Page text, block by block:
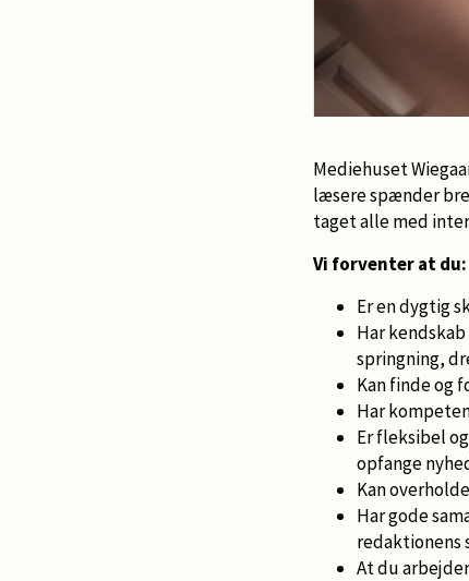
Mediehuset
læsere spænder
taget alle med
Vi forventer at du:
Er en dygtig
Har
springning,
Kan finde og
Har
Er fleksibel
opfange
Kan
Har gode
redaktionens
At du